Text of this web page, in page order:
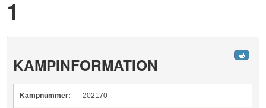
1
KAMPINFORMATION
Kampnummer: 202170